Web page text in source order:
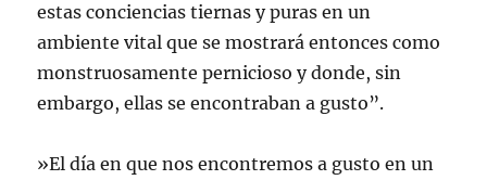
estas conciencias tiernas y puras en un
ambiente vital que se mostrará entonces como
monstruosamente pernicioso y donde, sin
embargo, ellas se encontraban a gusto”.
»El día en que nos encontremos a gusto en un